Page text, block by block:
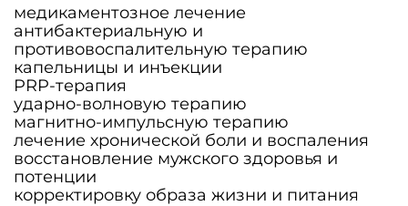
медикаментозное лечение
антибактериальную и
противовоспалительную терапию
капельницы и инъекции
PRP-терапия
ударно-волновую терапию
магнитно-импульсную терапию
лечение хронической боли и воспаления
восстановление мужского здоровья и
потенции
корректировку образа жизни и питания